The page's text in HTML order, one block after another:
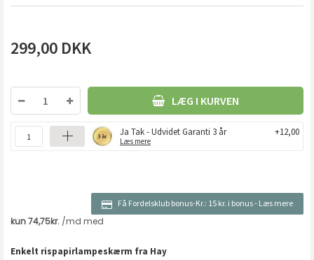
299,00 DKK
LÆG I KURVEN
Ja Tak - Udvidet Garanti 3 år
Læs mere
+12,00
Få Fordelsklub bonus-Kr.: 15 kr. i bonus- Læs mere
Enkelt rispapirlampeskærm fra Hay